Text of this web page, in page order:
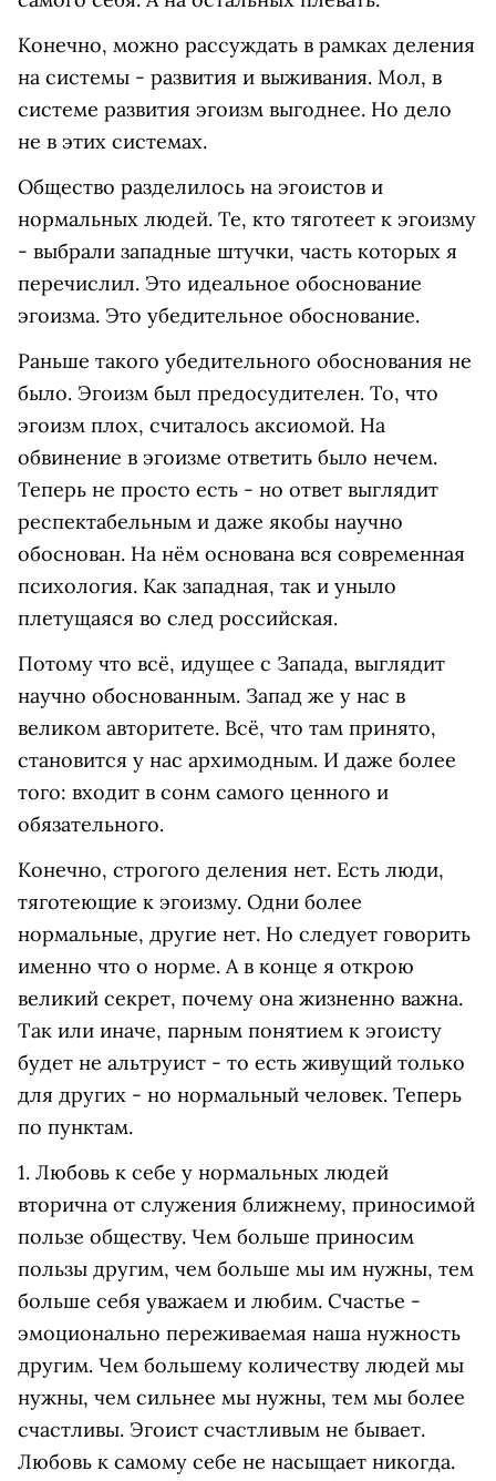
Конечно, можно рассуждать в рамках деления
на системы - развития и выживания. Мол, в
системе развития эгоизм выгоднее. Но дело
не в этих системах.
Общество разделилось на эгоистов и
нормальных людей. Те, кто тяготеет к эгоизму
- выбрали западные штучки, часть которых я
перечислил. Это идеальное обоснование
эгоизма. Это убедительное обоснование.
Раньше такого убедительного обоснования не
было. Эгоизм был предосудителен. То, что
эгоизм плох, считалось аксиомой. На
обвинение в эгоизме ответить было нечем.
Теперь не просто есть - но ответ выглядит
респектабельным и даже якобы научно
обоснован. На нём основана вся современная
психология. Как западная, так и уныло
плетущаяся во след российская.
Потому что всё, идущее с Запада, выглядит
научно обоснованным. Запад же у нас в
великом авторитете. Всё, что там принято,
становится у нас архимодным. И даже более
того: входит в сонм самого ценного и
обязательного.
Конечно, строгого деления нет. Есть люди,
тяготеющие к эгоизму. Одни более
нормальные, другие нет. Но следует говорить
именно что о норме. А в конце я открою
великий секрет, почему она жизненно важна.
Так или иначе, парным понятием к эгоисту
будет не альтруист - то есть живущий только
для других - но нормальный человек. Теперь
по пунктам.
1. Любовь к себе у нормальных людей
вторична от служения ближнему, приносимой
пользе обществу. Чем больше приносим
пользы другим, чем больше мы им нужны, тем
больше себя уважаем и любим. Счастье -
эмоционально переживаемая наша нужность
другим. Чем большему количеству людей мы
нужны, чем сильнее мы нужны, тем мы более
счастливы. Эгоист счастливым не бывает.
Любовь к самому себе не насыщает никогда.